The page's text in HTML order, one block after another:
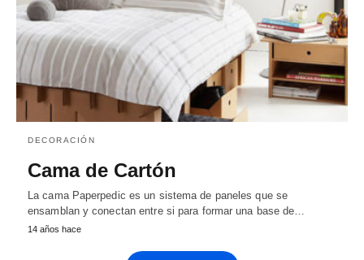
DECORACIÓN
Cama de Cartón
La cama Paperpedic es un sistema de paneles que se
ensamblan y conectan entre si para formar una base de…
14 años hace